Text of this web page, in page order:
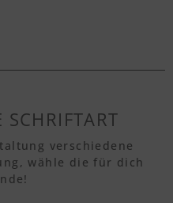
verschiedene
wähle die für dich